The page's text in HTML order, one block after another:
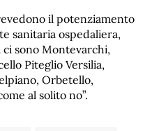
il potenziamento
sanitaria ospedaliera,
ci sono Montevarchi,
Piteglio Versilia,
Orbetello,
al solito no”.